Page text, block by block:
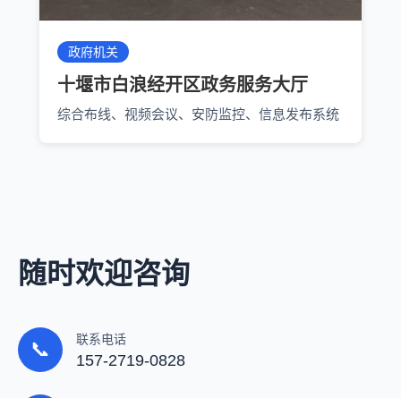
政府机关
十堰市白浪经开区政务服务大厅
综合布线、视频会议、安防监控、信息发布系统
随时欢迎咨询
📞 联系电话
157-2719-0828